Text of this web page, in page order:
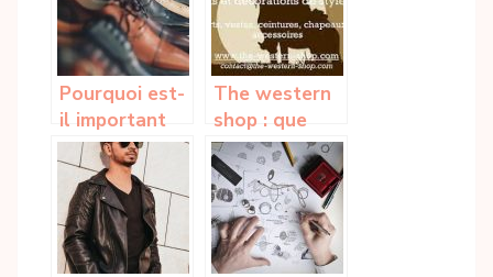
Pourquoi est-
il important
de bien choisir
ses
chaussures ?
The western
shop : que
faut-il savoir
?